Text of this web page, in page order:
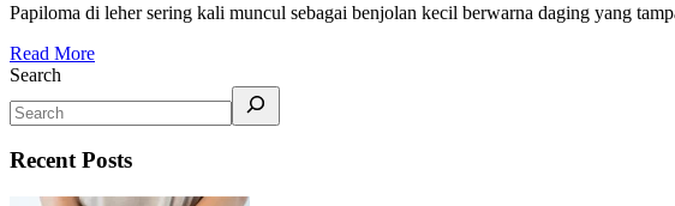
Papiloma di leher sering kali muncul sebagai benjolan kecil berwarna daging yang
Read More
Search
Recent Posts